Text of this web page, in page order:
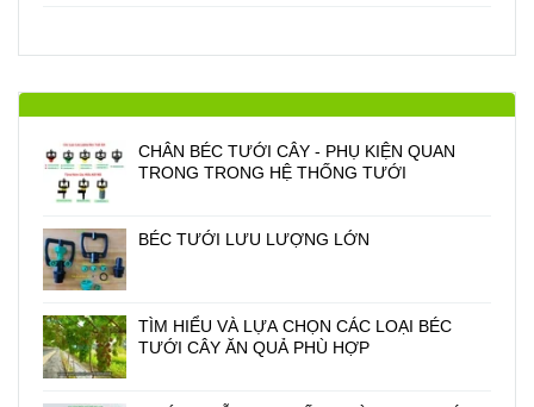
CHÂN BÉC TƯỚI CÂY - PHỤ KIỆN QUAN
TRONG TRONG HỆ THỐNG TƯỚI
BÉC TƯỚI LƯU LƯỢNG LỚN
TÌM HIỂU VÀ LỰA CHỌN CÁC LOẠI BÉC
TƯỚI CÂY ĂN QUẢ PHÙ HỢP